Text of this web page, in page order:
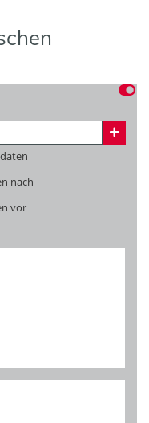
nach
vor